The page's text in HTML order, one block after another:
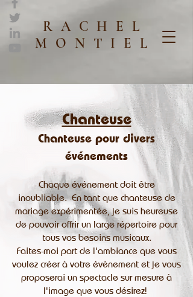
RACHEL
MONTIEL
Chanteuse
Chanteuse pour divers
événements​
Chaque événement doit être
inoubliable. En tant que chanteuse de
mariage expérimentée, je suis heureuse
de pouvoir offrir un large répertoire pour
tous vos besoins musicaux.
Faites-moi part de l'ambiance que vous
voulez créer à votre évènement et je vous
proposerai un spectacle sur mesure à
l'image que vous désirez!